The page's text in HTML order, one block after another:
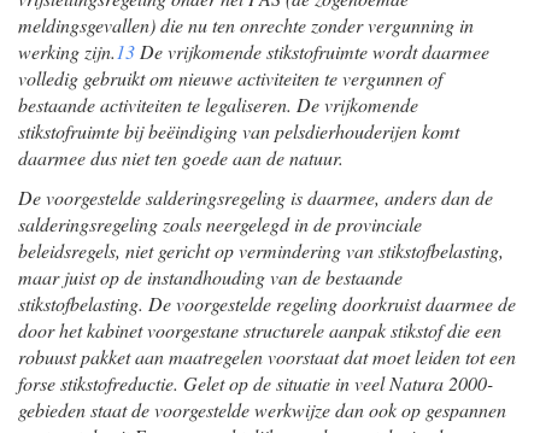
meldingsgevallen) die nu ten onrechte zonder vergunning in
werking zijn.13 De vrijkomende stikstofruimte wordt daarmee
volledig gebruikt om nieuwe activiteiten te vergunnen of
bestaande activiteiten te legaliseren. De vrijkomende
stikstofruimte bij beëindiging van pelsdierhouderijen komt
daarmee dus niet ten goede aan de natuur.
De voorgestelde salderingsregeling is daarmee, anders dan de
salderingsregeling zoals neergelegd in de provinciale
beleidsregels, niet gericht op vermindering van stikstofbelasting,
maar juist op de instandhouding van de bestaande
stikstofbelasting. De voorgestelde regeling doorkruist daarmee de
door het kabinet voorgestane structurele aanpak stikstof die een
robuust pakket aan maatregelen voorstaat dat moet leiden tot een
forse stikstofreductie. Gelet op de situatie in veel Natura 2000-
gebieden staat de voorgestelde werkwijze dan ook op gespannen